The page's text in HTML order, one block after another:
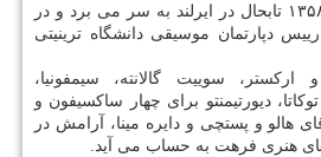
موسیقی بود. او از سال ۱۳۵۸ تابحال در ایرلند به سر می برد و در
سال های ۱۹۸۲ ـ ۱۹۹۵ رییس دپارتمان موسیقی دانشگاه ترینیتی
اركستر، سوییت گالانته، سیمفونیا،
دیورتیمنتو برای چهار ساكسیفون و
هالو و پستچی و دایره مینا، آرامش در
هنری فرهت به حساب می آید.